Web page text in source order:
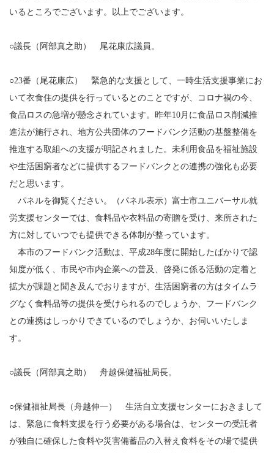
いるところでございます。以上でございます。
○議長（阿部真之助） 尾花康広議員。
○23番（尾花康広） 緊急的な支援として、一時生活支援事業にお
いて衣食住の提供を行っているとのことですが、コロナ禍の今、
食品ロスの急増が懸念されています。昨年10月に食品ロス削減推
進法が施行され、地方公共団体のフードバンク活動の基盤整備を
推進する取組への支援が明記されました。未利用食品を福祉施設
や生活困窮者などに提供するフードバンクとの連携の強化も必要
だと思います。
パネルを御覧ください。（パネル表示）富士市ユニバーサル就
労支援センターでは、食料品や衣料品の寄贈を受け、来所された
方に対していつでも提供できる体制が整っています。
本市のフードバンク活動は、平成28年度に開始したばかりで認
知度が低く、市民や市内企業への普及、啓発に係る活動の定着と
拡大が課題と聞き及んでおりますが、生活困窮者の方はタイムラ
グなく食料品等の提供を受けられるのでしょうか、フードバンク
との連携はしっかりできているのでしょうか、お伺いいたしま
す。
○議長（阿部真之助） 舟越保健福祉局長。
○保健福祉局長（舟越伸一） 生活自立支援センターにおきまして
は、緊急に食料支援を行う必要がある場合は、センターの受託者
が独自に確保した食料や災害備蓄品の入替え食料をその場で提供